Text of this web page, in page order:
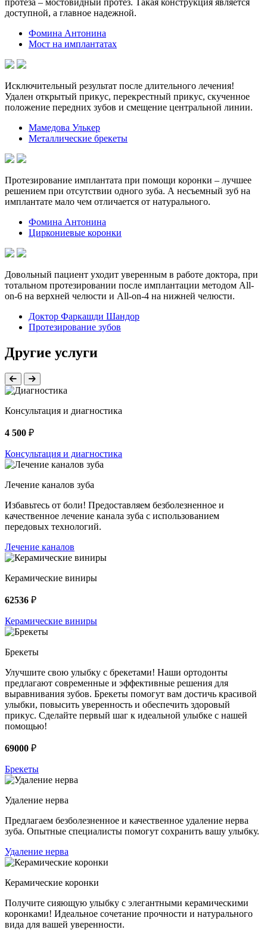
протеза – мостовидный протез. Такая конструкция является
доступной, а главное надежной.
Фомина Антонина
Мост на имплантатах
Исключительный результат после длительного лечения!
Удален открытый прикус, перекрестный прикус, скученное
положение передних зубов и смещение центральной линии.
Мамедова Улькер
Металлические брекеты
Протезирование имплантата при помощи коронки – лучшее
решением при отсутствии одного зуба. А несъемный зуб на
имплантате мало чем отличается от натурального.
Фомина Антонина
Циркониевые коронки
Довольный пациент уходит уверенным в работе доктора, при
тотальном протезировании после имплантации методом All-
on-6 на верхней челюсти и All-on-4 на нижней челюсти.
Доктор Фаркашди Шандор
Протезирование зубов
Другие услуги
Консультация и диагностика
4 500 ₽
Консультация и диагностика
Лечение каналов зуба
Избавьтесь от боли! Предоставляем безболезненное и
качественное лечение канала зуба с использованием
передовых технологий.
Лечение каналов
Керамические виниры
62536 ₽
Керамические виниры
Брекеты
Улучшите свою улыбку с брекетами! Наши ортодонты
предлагают современные и эффективные решения для
выравнивания зубов. Брекеты помогут вам достичь красивой
улыбки, повысить уверенность и обеспечить здоровый
прикус. Сделайте первый шаг к идеальной улыбке с нашей
помощью!
69000 ₽
Брекеты
Удаление нерва
Предлагаем безболезненное и качественное удаление нерва
зуба. Опытные специалисты помогут сохранить вашу улыбку.
Удаление нерва
Керамические коронки
Получите сияющую улыбку с элегантными керамическими
коронками! Идеальное сочетание прочности и натурального
вида для вашей уверенности.